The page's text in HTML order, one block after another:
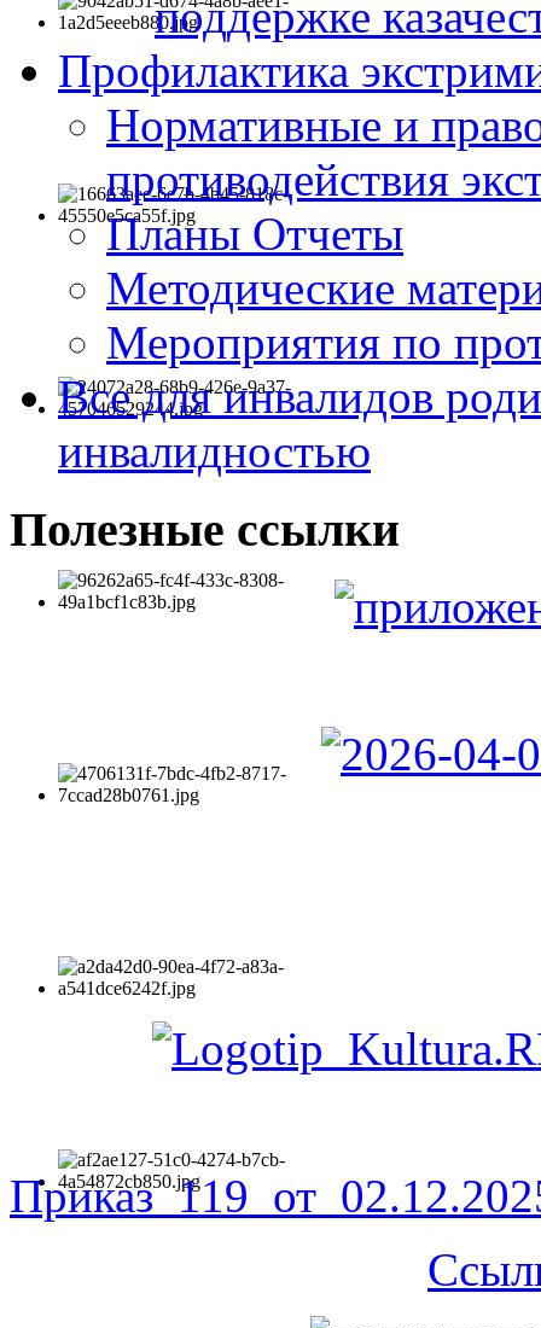
поддержке
Профилактика
Нормативные и
противодействия
Планы Отчеты
Методические
Мероприятия по
Все для инвалидов
инвалидностью
Полезные ссылки